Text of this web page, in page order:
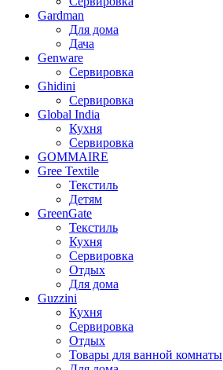
Gardman
Для дома
Дача
Genware
Сервировка
Ghidini
Сервировка
Global India
Кухня
Сервировка
GOMMAIRE
Gree Textile
Текстиль
Детям
GreenGate
Текстиль
Кухня
Сервировка
Отдых
Для дома
Guzzini
Кухня
Сервировка
Отдых
Товары для ванной комнаты